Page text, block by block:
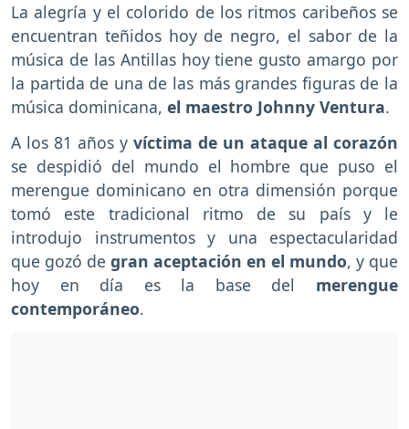
La alegría y el colorido de los ritmos caribeños se
encuentran teñidos hoy de negro, el sabor de la
música de las Antillas hoy tiene gusto amargo por
la partida de una de las más grandes figuras de la
música dominicana, el maestro Johnny Ventura.
A los 81 años y víctima de un ataque al corazón
se despidió del mundo el hombre que puso el
merengue dominicano en otra dimensión porque
tomó este tradicional ritmo de su país y le
introdujo instrumentos y una espectacularidad
que gozó de gran aceptación en el mundo, y que
hoy en día es la base del merengue
contemporáneo.